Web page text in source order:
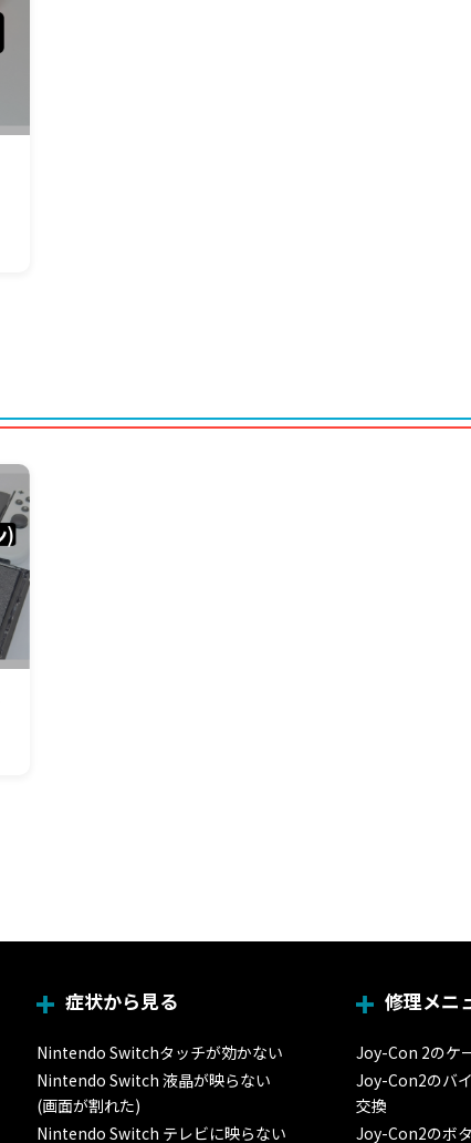
症状から見る
Nintendo Switchタッチが効かない
Nintendo Switch 液晶が映らない
(画面が割れた)
Nintendo Switch テレビに映らない
修理メニ
Joy-Con 2のケ
Joy-Con2のバ
交換
Joy-Con2のボ